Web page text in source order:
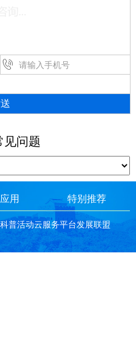
见问题
用 特别推荐
普活动云服务平台发展联盟